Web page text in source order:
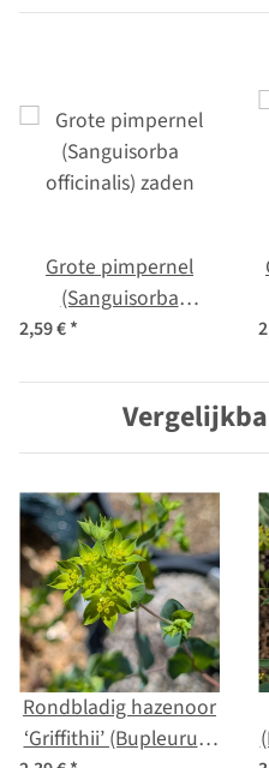
Grote pimpernel
(Sanguisorba
officinalis) zaden
2,59 €*
Rondbladig hazenoor
‘Griffithii’ (Bupleurum